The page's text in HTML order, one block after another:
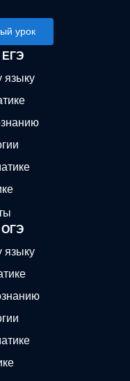
урок
ЕГЭ
языку
ОГЭ
языку